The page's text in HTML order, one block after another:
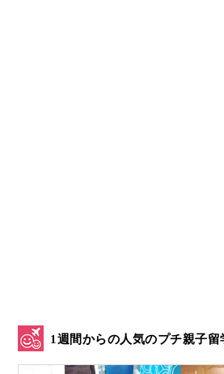
1週間からの人気のプチ親子留